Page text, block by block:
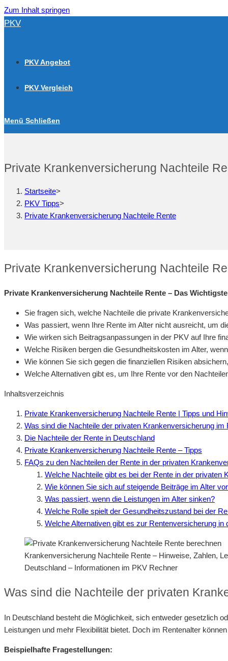
Zum Inhalt springen
PKV
PKV Angebot
PKV Vergleich
Menü Schließen
Private Krankenversicherung Nachteile
Startseite>
PKV Tipps>
Private Krankenversicherung Nachteile Rente
Private Krankenversicherung Nachteile
Private Krankenversicherung Nachteile Rente – Das
Sie fragen sich, welche Nachteile die private
Was passiert, wenn Ihre Rente im Alter nicht ausreicht, um
Wie wirken sich Beitragsanpassungen in der PKV auf Ihre
Welche Risiken bergen die Gesundheitskosten im Alter,
Wie können Sie sich gegen die finanziellen Risiken
Welche Alternativen gibt es, um Ihre Rente vor den
Inhaltsverzeichnis
Private Krankenversicherung Nachteile Rente | Tipps und
Was sind die Nachteile der privaten Krankenversicherung im
Die Nachteile der Rente in Deutschland
Private Krankenversicherung Nachteile Rente – Tipps
FAQs zu den Nachteilen der Rente in der privaten
Welche Nachteile gibt es bei der Rente in der privaten
Wie können Sie sich auf steigende Beiträge im Alter
Was passiert, wenn die Leistungen im Alter sinken?
Welche Rolle spielt der Gesundheitszustand bei der
Welche Alternativen gibt es zur Rentenversicherung in
Krankenversicherung Nachteile Rente – Hinweise, Zahlen,
Deutschland – Informationen im PKV Rechner
Was sind die Nachteile der privaten
In Deutschland besteht die Möglichkeit, sich entweder gesetzlich
Leistungen und mehr Flexibilität bietet. Doch im Rentenalter
Beispielhafte Fragestellungen: